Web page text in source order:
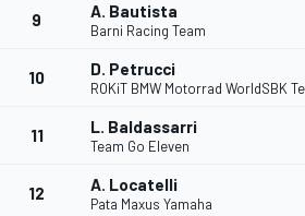
9 A. Bautista
Barni Racing Team
10 D. Petrucci
ROKiT BMW Motorrad WorldSBK
11 L. Baldassarri
Team Go Eleven
12 A. Locatelli
Pata Maxus Yamaha